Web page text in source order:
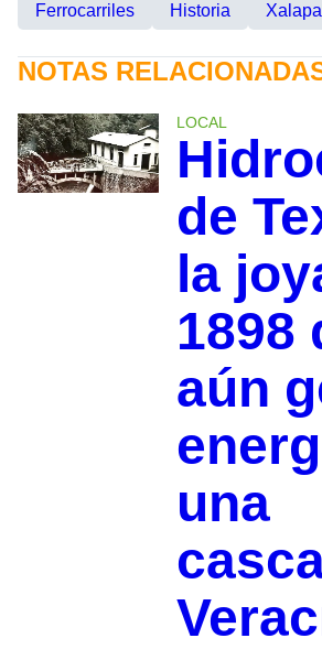
Ferrocarriles Historia Xalapa
NOTAS
LOCAL
de
la
1898
aún
una